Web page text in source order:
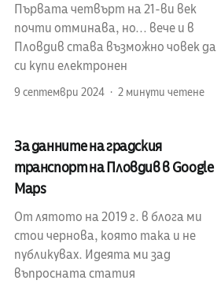
Първата четвърт на 21-ви век
почти отминава, но... вече и в
Пловдив става възможно човек да
си купи електронен
9 септември 2024 2 минути четене
За данните на градския
транспорт на Пловдив в Google
Maps
От лятото на 2019 г. в блога ми
стои чернова, която така и не
публикувах. Идеята ми зад
въпросната статия